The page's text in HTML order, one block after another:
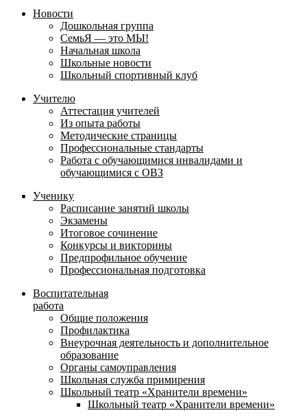
Новости
Дошкольная группа
СемьЯ — это МЫ!
Начальная школа
Школьные новости
Школьный спортивный клуб
Учителю
Аттестация учителей
Из опыта работы
Методические страницы
Профессиональные стандарты
Работа с обучающимися инвалидами и
обучающимися с ОВЗ
Ученику
Расписание занятий школы
Экзамены
Итоговое сочинение
Конкурсы и викторины
Предпрофильное обучение
Профессиональная подготовка
Воспитательная
работа
Общие положения
Профилактика
Внеурочная деятельность и дополнительное
образование
Органы самоуправления
Школьная служба примирения
Школьный театр «Хранители времени»
Школьный театр «Хранители времени»